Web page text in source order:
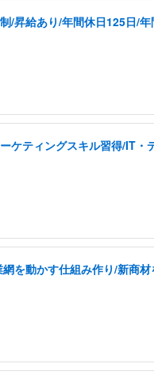
/昇給あり/年間休日125日/
ケティングスキル習得/IT
を動かす仕組み作り/新商材